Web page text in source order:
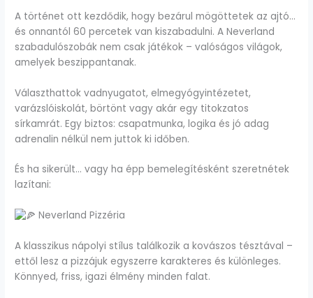
A történet ott kezdődik, hogy bezárul mögöttetek az ajtó…
és onnantól 60 percetek van kiszabadulni. A Neverland
szabadulószobák nem csak játékok – valóságos világok,
amelyek beszippantanak.
Választhattok vadnyugatot, elmegyógyintézetet,
varázslóiskolát, börtönt vagy akár egy titokzatos
sírkamrát. Egy biztos: csapatmunka, logika és jó adag
adrenalin nélkül nem juttok ki időben.
És ha sikerült… vagy ha épp bemelegítésként szeretnétek
lazítani:
Neverland Pizzéria
A klasszikus nápolyi stílus találkozik a kovászos tésztával –
ettől lesz a pizzájuk egyszerre karakteres és különleges.
Könnyed, friss, igazi élmény minden falat.